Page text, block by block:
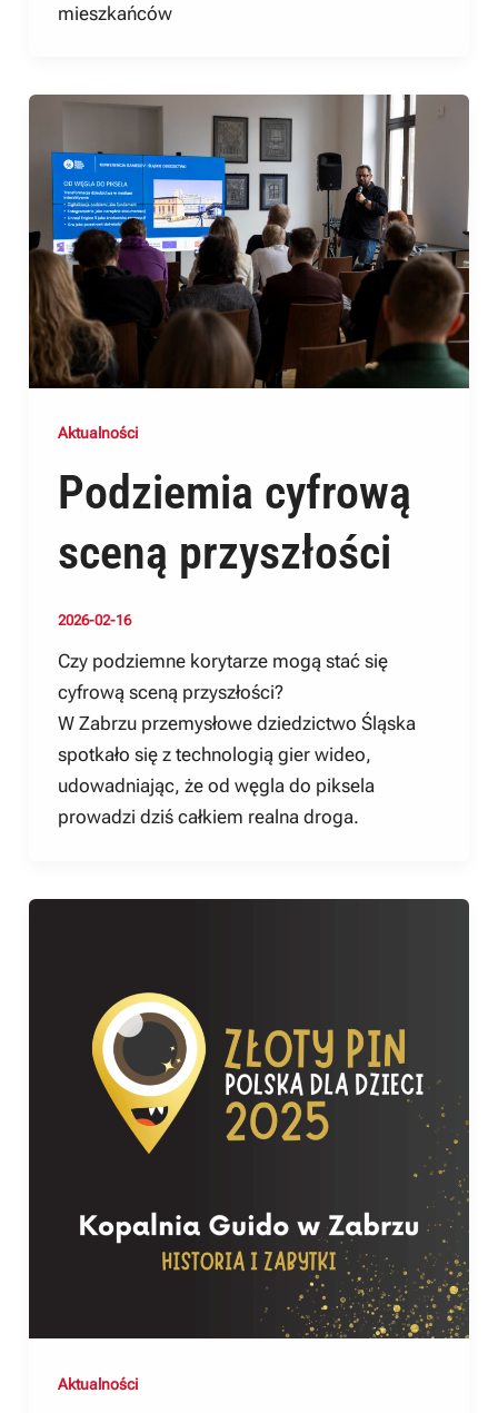
mieszkańców
Aktualności
Podziemia cyfrową
sceną przyszłości
2026-02-16
Czy podziemne korytarze mogą stać się
cyfrową sceną przyszłości?
W Zabrzu przemysłowe dziedzictwo Śląska
spotkało się z technologią gier wideo,
udowadniając, że od węgla do piksela
prowadzi dziś całkiem realna droga.
Aktualności